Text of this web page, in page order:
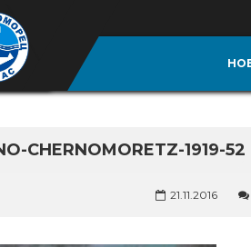
CHERNOMORETZ-1919-52
21.11.2016